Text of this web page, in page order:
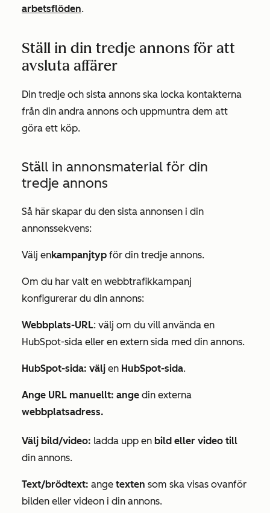
arbetsflöden.
Ställ in din tredje annons för att
avsluta affärer
Din tredje och sista annons ska locka kontakterna
från din andra annons och uppmuntra dem att
göra ett köp.
Ställ in annonsmaterial för din
tredje annons
Så här skapar du den sista annonsen i din
annonssekvens:
Välj enkampanjtyp för din tredje annons.
Om du har valt en webbtrafikkampanj
konfigurerar du din annons:
Webbplats-URL: välj om du vill använda en
HubSpot-sida eller en extern sida med din annons.
HubSpot-sida: välj en HubSpot-sida.
Ange URL manuellt: ange din externa
webbplatsadress.
Välj bild/video: ladda upp en bild eller video till
din annons.
Text/brödtext: ange texten som ska visas ovanför
bilden eller videon i din annons.